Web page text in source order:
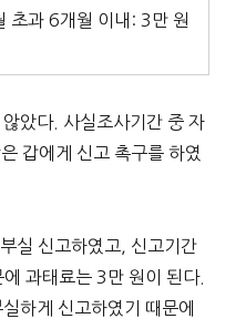
초과 6개월 이내: 3만 원
았다. 사실조사기간 중 자
갑에게 신고 촉구를 하였
실 신고하였고, 신고기간
과태료는 3만 원이 된다.
하게 신고하였기 때문에